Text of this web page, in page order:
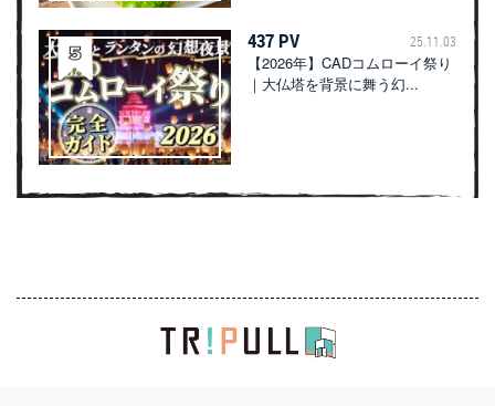
437 PV 25.11.03
【2026年】CADコムローイ祭り
｜大仏塔を背景に舞う幻...